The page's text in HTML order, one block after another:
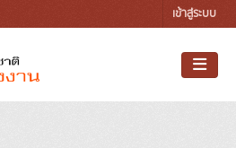
เข้าสู่ระบบ